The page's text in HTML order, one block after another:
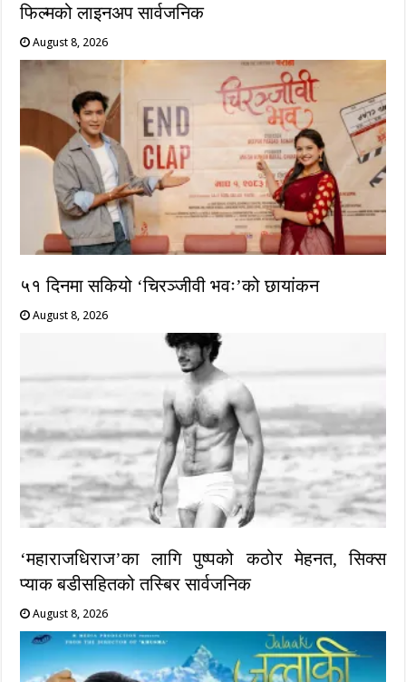
फिल्मको लाइनअप सार्वजनिक
August 8, 2026
५१ दिनमा सकियो ‘चिरञ्जीवी भवः’को छायांकन
August 8, 2026
‘महाराजधिराज’का लागि पुष्पको कठोर मेहनत, सिक्स
प्याक बडीसहितको तस्बिर सार्वजनिक
August 8, 2026